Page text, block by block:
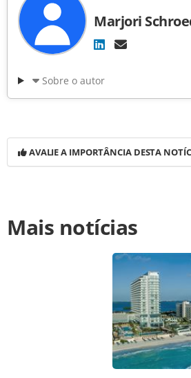
Marjori
Sobre o autor
AVALIE A IMPORTÂNCIA DESTA
https://www.panrotas.com.br/
absorveu-190-dos-211-
página. Todo o conteúdo produzido
brasileira sobre direito autoral. Não
PANROTAS Editora
Mais notícias